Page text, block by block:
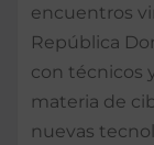
encuentros
República
con técnicos
materia de
nuevas